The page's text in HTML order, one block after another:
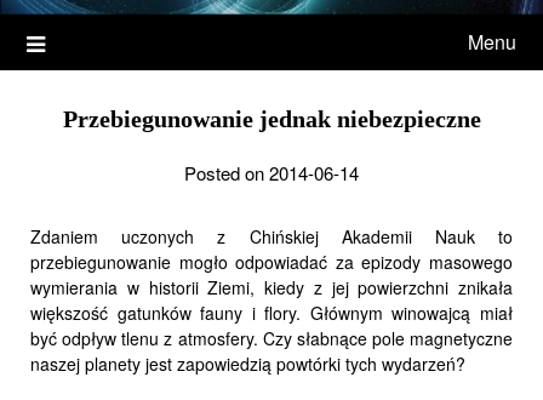
Menu
Przebiegunowanie jednak niebezpieczne
Posted on 2014-06-14
Zdaniem uczonych z Chińskiej Akademii Nauk to
przebiegunowanie mogło odpowiadać za epizody masowego
wymierania w historii Ziemi, kiedy z jej powierzchni znikała
większość gatunków fauny i flory. Głównym winowajcą miał
być odpływ tlenu z atmosfery. Czy słabnące pole magnetyczne
naszej planety jest zapowiedzią powtórki tych wydarzeń?